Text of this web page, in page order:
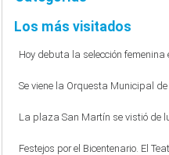
Los más visitados
Hoy debuta la selección femenina
Se viene la Orquesta Municipal
La plaza San Martín se vistió de
Festejos por el Bicentenario. El